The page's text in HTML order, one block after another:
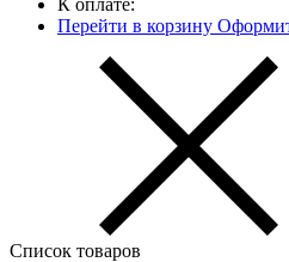
К оплате:
Перейти в корзину
Список товаров